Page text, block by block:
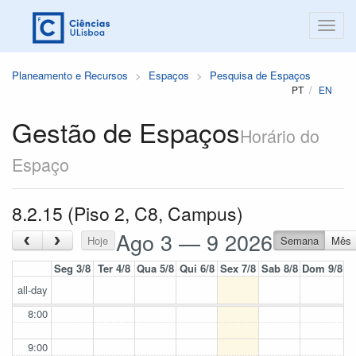
Planeamento e Recursos Espaços Pesquisa de Espaços
PT EN
Gestão de EspaçosHorário do
Espaço
8.2.15 (Piso 2, C8, Campus)
‹ › Hoje Ago 3 — 9 2026 Semana
Mês
Seg 3/8 Ter 4/8 Qua 5/8 Qui 6/8 Sex 7/8 Sab 8/8 Dom 9/8
all-day
8:00
9:00